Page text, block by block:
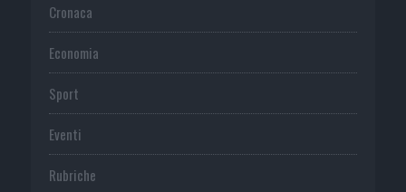
Cronaca
Economia
Sport
Eventi
Rubriche